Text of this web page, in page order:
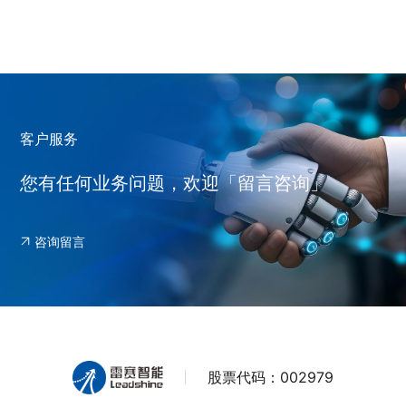
客户服务
您有任何业务问题，欢迎「留言咨询」
咨询留言
股票代码： 002979